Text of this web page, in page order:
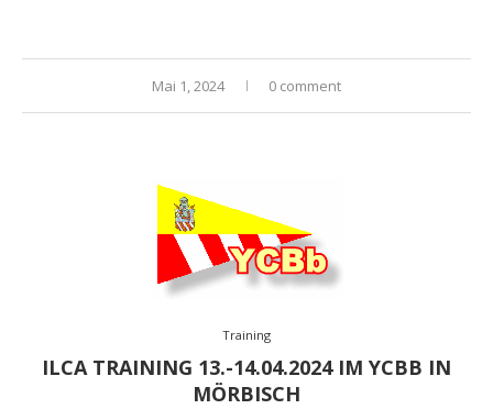
Mai 1, 2024 0 comment
Training
ILCA TRAINING 13.-14.04.2024 IM YCBB IN
MÖRBISCH